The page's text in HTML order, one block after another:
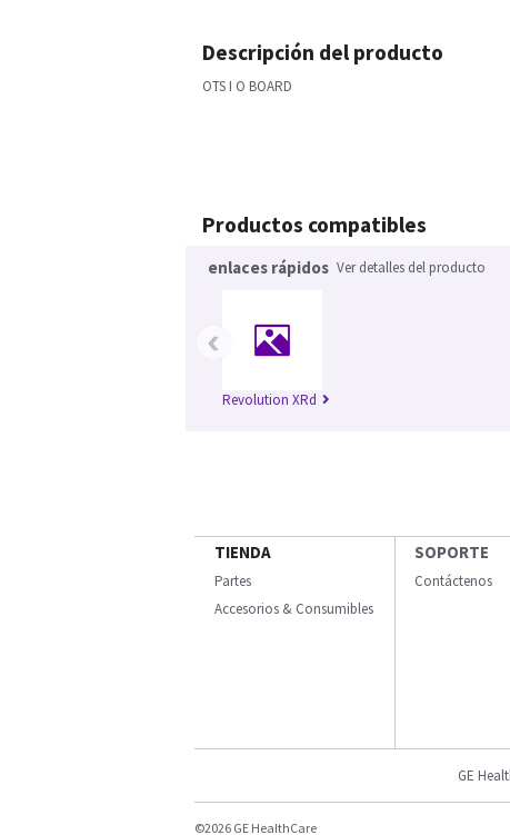
Descripción del producto
OTS I O BOARD
Productos compatibles
enlaces rápidos Ver detalles del producto
Revolution XRd
‹
TIENDA
Partes
Accesorios & Consumibles
SOPORTE
Contáctenos
GE
©2026 GE HealthCare